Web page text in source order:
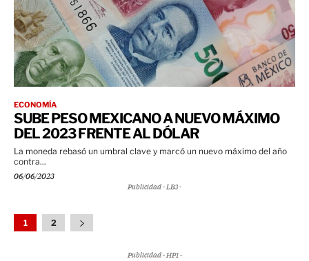
ECONOMÍA
SUBE PESO MEXICANO A NUEVO MÁXIMO
DEL 2023 FRENTE AL DÓLAR
La moneda rebasó un umbral clave y marcó un nuevo máximo del año
contra...
06/06/2023
Publicidad - LB3 -
1 2
Publicidad - HP1 -